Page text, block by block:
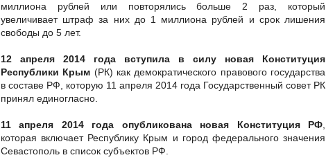
миллиона рублей или повторялись больше 2 раз, который
увеличивает штраф за них до 1 миллиона рублей и срок лишения
свободы до 5 лет.
12 апреля 2014 года вступила в силу новая Конституция
Республики Крым (РК) как демократического правового государства
в составе РФ, которую 11 апреля 2014 года Государственный совет РК
принял единогласно.
11 апреля 2014 года опубликована новая Конституция РФ
которая включает Республику Крым и город федерального значения
Севастополь в список субъектов РФ.